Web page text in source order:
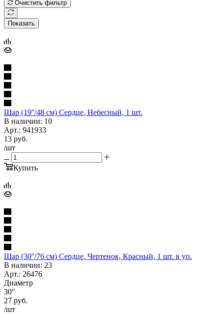
Очистить фильтр
Показать
Шар (19''/48 см) Сердце, Небесный, 1 шт.
В наличии: 10
Арт.: 941933
13 руб.
/шт
Купить
Шар (30''/76 см) Сердце, Чертенок, Красный, 1 шт. в уп.
В наличии: 23
Арт.: 26476
Диаметр
30"
27 руб.
/шт